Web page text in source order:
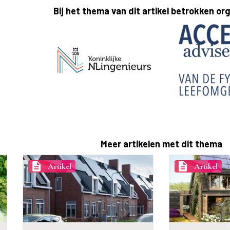
Bij het thema van dit artikel betrokken
Meer artikelen met dit thema
description Artikel description Artikel